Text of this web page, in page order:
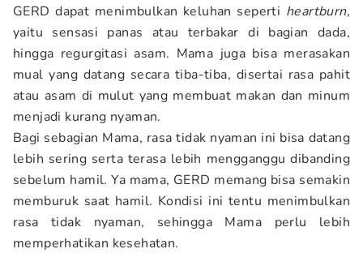
GERD dapat menimbulkan keluhan seperti heartburn,
yaitu sensasi panas atau terbakar di bagian dada,
hingga regurgitasi asam. Mama juga bisa merasakan
mual yang datang secara tiba-tiba, disertai rasa pahit
atau asam di mulut yang membuat makan dan minum
menjadi kurang nyaman.
Bagi sebagian Mama, rasa tidak nyaman ini bisa datang
lebih sering serta terasa lebih mengganggu dibanding
sebelum hamil. Ya mama, GERD memang bisa semakin
memburuk saat hamil. Kondisi ini tentu menimbulkan
rasa tidak nyaman, sehingga Mama perlu lebih
memperhatikan kesehatan.